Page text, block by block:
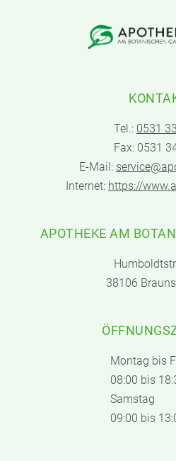
Tel.: 0531
Fax: 0531
E-Mail:
Internet: https://
APOTHEKE AM
38106
Montag bis
08:00 bis
Samstag
09:00 bis